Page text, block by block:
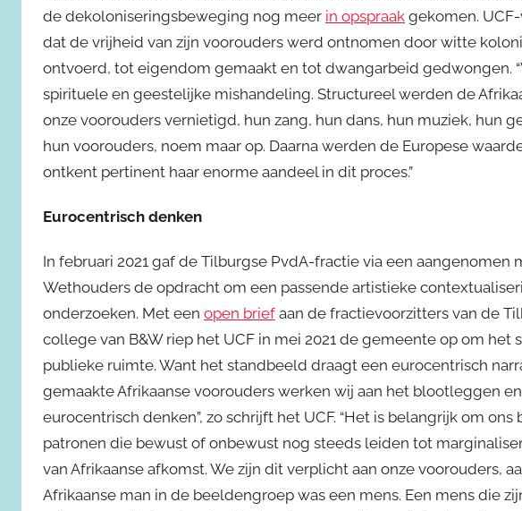
de dekoloniseringsbeweging nog meer in opspraak gekomen.
dat de vrijheid van zijn voorouders werd ontnomen door witte
ontvoerd, tot eigendom gemaakt en tot dwangarbeid gedwongen.
spirituele en geestelijke mishandeling. Structureel werden de
onze voorouders vernietigd, hun zang, hun dans, hun muziek, hun
hun voorouders, noem maar op. Daarna werden de Europese
ontkent pertinent haar enorme aandeel in dit proces.”
Eurocentrisch denken
In februari 2021 gaf de Tilburgse PvdA-fractie via een
Wethouders de opdracht om een passende artistieke
onderzoeken. Met een open brief aan de fractievoorzitters van de
college van B&W riep het UCF in mei 2021 de gemeente op om
publieke ruimte. Want het standbeeld draagt een eurocentrisch
gemaakte Afrikaanse voorouders werken wij aan het blootleggen
eurocentrisch denken”, zo schrijft het UCF. “Het is belangrijk om
patronen die bewust of onbewust nog steeds leiden tot
van Afrikaanse afkomst. We zijn dit verplicht aan onze voorouders,
Afrikaanse man in de beeldengroep was een mens. Een mens die